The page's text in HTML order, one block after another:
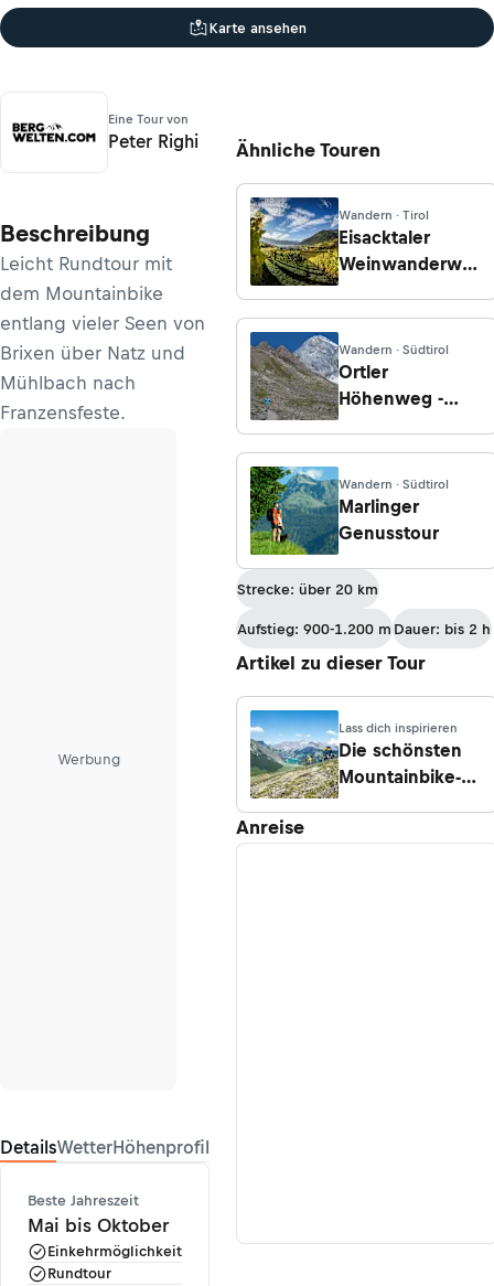
Karte ansehen
Eine Tour von
Peter Righi
Beschreibung
Leicht Rundtour mit
dem Mountainbike
entlang vieler Seen von
Brixen über Natz und
Mühlbach nach
Franzensfeste.
Werbung
DetailsWetterHöhenprofil
Beste Jahreszeit
Mai bis Oktober
Einkehrmöglichkeit
Rundtour
Ähnliche Touren
Wandern · Tirol
Eisacktaler
Weinwanderweg
Wandern · Südtirol
Ortler
Höhenweg -
der Pizzinihütte
nach
Sant'Antonio
Wandern · Südtirol
Marlinger
Genusstour
Strecke: über 20 km
Aufstieg: 900-1.200 m Dauer: bis 2 h
Artikel zu dieser Tour
Lass dich inspirieren
Die schönsten
Mountainbike-
Anreise